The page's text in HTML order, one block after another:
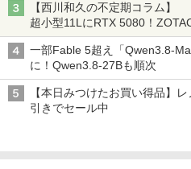
【西川和久の不定期コラム】
超小型11LにRTX 5080！
実力を探る
一部Fable 5超え「Qwen3.8-
に！Qwen3.8-27Bも順次
【本日みつけたお買い得品】
引きでセール中